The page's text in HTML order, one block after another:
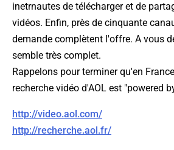
inetrnautes de télécharger et de
vidéos. Enfin, près de cinquante
demande complètent l'offre. A vous
semble très complet.
Rappelons pour terminer qu'en
recherche vidéo d'AOL est "powered
http://video.aol.com/
http://recherche.aol.fr/